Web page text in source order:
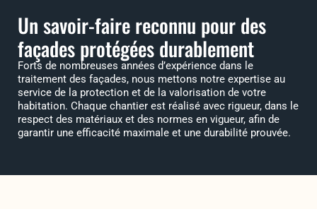
Un savoir-faire reconnu pour des
façades protégées durablement
Forts de nombreuses années d’expérience dans le
traitement des façades, nous mettons notre expertise au
service de la protection et de la valorisation de votre
habitation. Chaque chantier est réalisé avec rigueur, dans le
respect des matériaux et des normes en vigueur, afin de
garantir une efficacité maximale et une durabilité prouvée.